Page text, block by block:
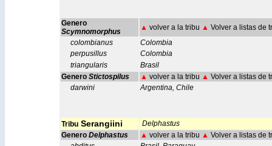
Genero
Scymnomorphus
▲ volver a la tribu ▲ Volver a listas de
colombianus
Colombia
perpusillus
Colombia
triangularis
Brasil
GeneroStictospilus ▲ volver a la tribu ▲ Volver a listas de
darwini
Argentina, Chile
TribuSerangiini
Delphastus
GeneroDelphastus ▲ volver a la tribu ▲ Volver a listas de